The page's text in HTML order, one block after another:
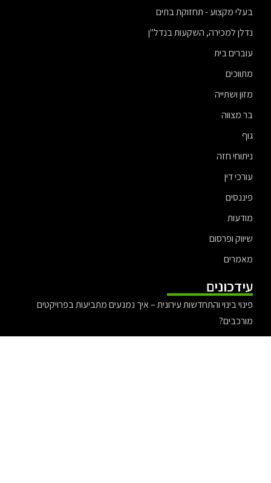
בעלי מקצוע - תחזוקת בתים
נדלן למכירה, השקעות בנדל"ן
עוברים בית
מתווכים
מזון ושתייה
בר מצווה
גוף
ניתוחי חזה
עורכי דין
פיננסים
מודעות
שיווק ופרסום
מאמרים
עידכונים
פינוי בינוי והתחדשות עירונית – איך נמנעים מתביעות בפרויקטים
מורכבים?